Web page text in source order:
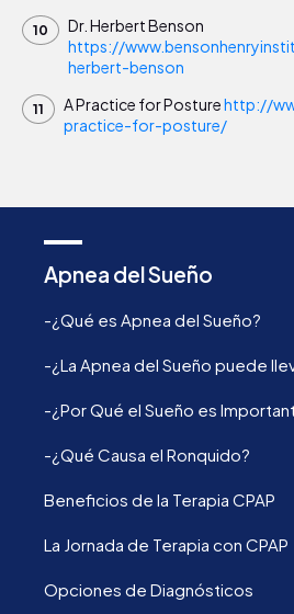
Dr. Herbert Benson
https://
herbert-benson
A Practice for Posturehttp://
practice-for-posture/
Apnea del Sueño
-¿Qué es Apnea del Sueño?
-¿La Apnea del Sueño puede
-¿Por Qué el Sueño es
-¿Qué Causa el Ronquido?
Beneficios de la Terapia CPAP
La Jornada de Terapia con CPAP
Opciones de Diagnósticos